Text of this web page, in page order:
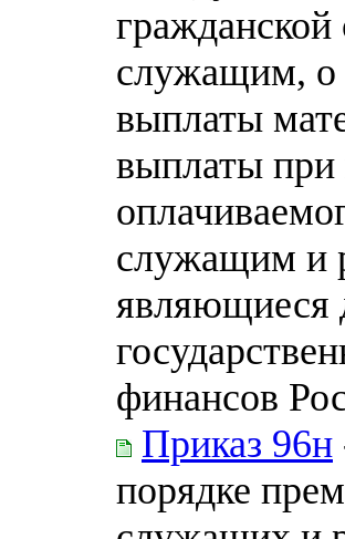
служащим, о
выплаты
выплаты при
служащим и
являющиеся
финансов
Приказ 96н
порядке